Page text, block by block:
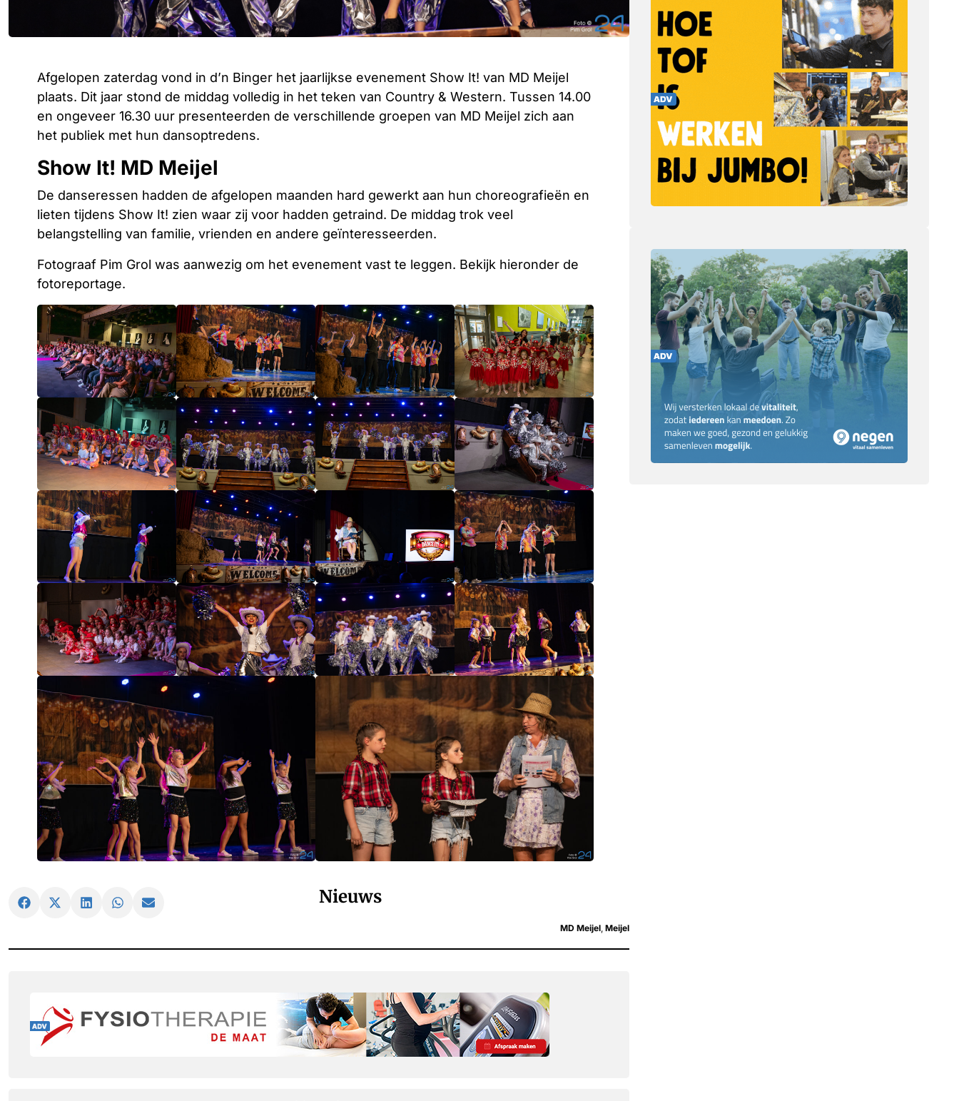
Afgelopen zaterdag vond in d’n Binger het jaarlijkse evenement Show It! van MD Meijel
plaats. Dit jaar stond de middag volledig in het teken van Country & Western. Tussen 14.00
en ongeveer 16.30 uur presenteerden de verschillende groepen van MD Meijel zich aan
het publiek met hun dansoptredens.
Show It! MD Meijel
De danseressen hadden de afgelopen maanden hard gewerkt aan hun choreografieën en
lieten tijdens Show It! zien waar zij voor hadden getraind. De middag trok veel
belangstelling van familie, vrienden en andere geïnteresseerden.
Fotograaf Pim Grol was aanwezig om het evenement vast te leggen. Bekijk hieronder de
fotoreportage.
Nieuws
MD Meijel Meijel